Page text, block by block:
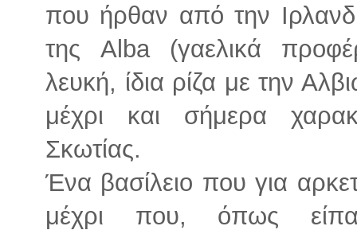
που ήρθαν από την
της Alba (γαελικά
λευκή, ίδια ρίζα με την
μέχρι και σήμερα
Σκωτίας.
Ένα βασίλειο που για
μέχρι που, όπως